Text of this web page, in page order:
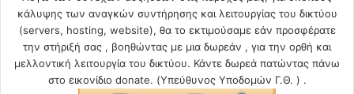
κάλυψης των αναγκών συντήρησης και λειτουργίας του δικτύου
(servers, hosting, website), θα το εκτιμούσαμε εάν προσφέρατε
την στήριξή σας , βοηθώντας με μια δωρεάν , για την ορθή και
μελλοντική λειτουργία του δικτύου. Κάντε δωρεά πατώντας πάνω
στο εικονίδιο donate. (Υπεύθυνος Υποδομών Γ.Θ. ) .